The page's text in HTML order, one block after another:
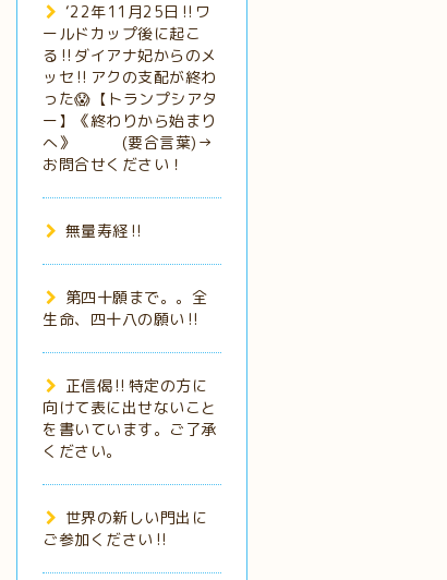
‘22年11月25日‼️ワ
ールドカップ後に起こ
る‼️ダイアナ妃からのメ
ッセ‼️アクの支配が終わ
った😱【トランプシアタ
ー】《終わりから始まり
へ》 (要合言葉)→
お問合せください！
無量寿経‼️
第四十願まで。。全
生命、四十八の願い‼️
正信偈‼️特定の方に
向けて表に出せないこと
を書いています。ご了承
ください。
世界の新しい門出に
ご参加ください‼️